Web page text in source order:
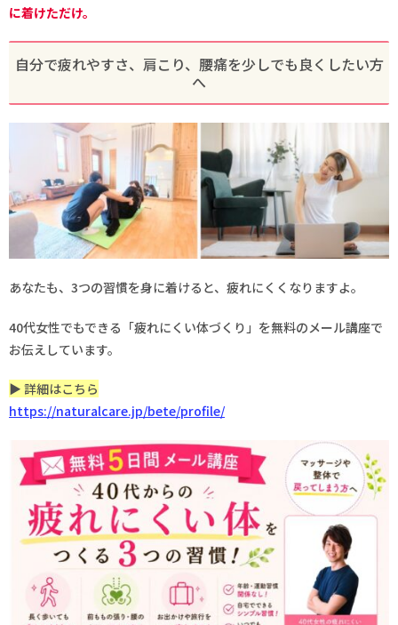
に着けただけ。
自分で疲れやすさ、肩こり、腰痛を少しでも良くしたい方
へ
あなたも、3つの習慣を身に着けると、疲れにくくなりますよ。
40代女性でもできる「疲れにくい体づくり」を無料のメール講座で
お伝えしています。
▶︎ 詳細はこちら
https://naturalcare.jp/bete/profile/